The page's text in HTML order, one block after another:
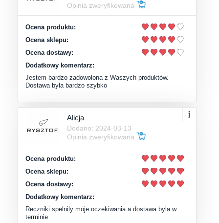
Opinia zweryfikowana
Ocena produktu:
Ocena sklepu:
Ocena dostawy:
Dodatkowy komentarz:
Jestem bardzo zadowolona z Waszych produktów.
Dostawa była bardzo szybko
Alicja
Dodano: 2024-03-13
Opinia zweryfikowana
Ocena produktu:
Ocena sklepu:
Ocena dostawy:
Dodatkowy komentarz:
Reczniki spelnily moje oczekiwania a dostawa byla w
terminie